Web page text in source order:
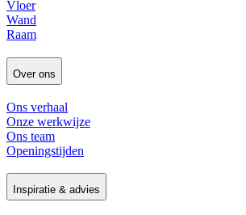
Vloer
Wand
Raam
Over ons
Ons verhaal
Onze werkwijze
Ons team
Openingstijden
Inspiratie & advies